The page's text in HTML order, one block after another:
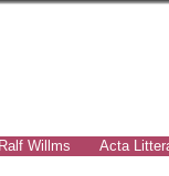
Ralf Willms Acta